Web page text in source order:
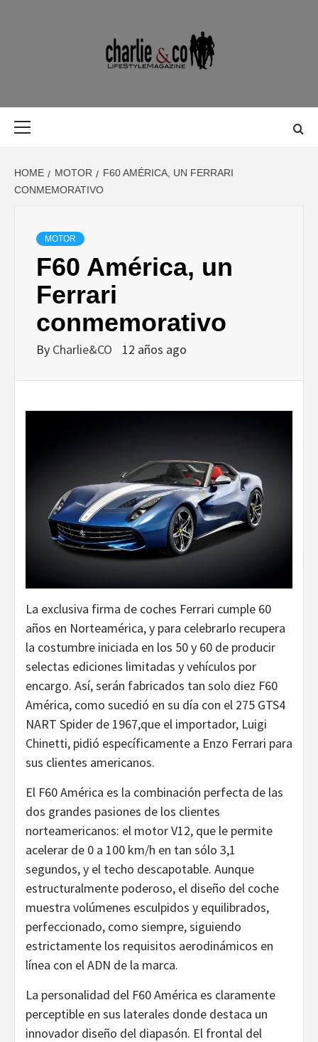
MAGAZINE
BELLEZA,
OCIO,
MOTOR,
DISEÑO…
MAGAZINE DE GASTRONOMÍA, BELLEZA, OCIO, VIAJES,
HOME MOTOR
F60 AMÉRICA, UN FERRARI
CONMEMORATIVO
MOTOR
F60 América, un
Ferrari
conmemorativo
By Charlie&CO 12 años ago
La exclusiva firma de coches Ferrari cumple 60
años en Norteamérica, y para celebrarlo recupera
la costumbre iniciada en los 50 y 60 de producir
selectas ediciones limitadas y vehículos por
encargo. Así, serán fabricados tan solo diez F60
América, como sucedió en su día con el 275 GTS4
NART Spider de 1967,que el importador, Luigi
Chinetti, pidió específicamente a Enzo Ferrari para
sus clientes americanos.
El F60 América es la combinación perfecta de las
dos grandes pasiones de los clientes
norteamericanos: el motor V12, que le permite
acelerar de 0 a 100 km/h en tan sólo 3,1
segundos, y el techo descapotable. Aunque
estructuralmente poderoso, el diseño del coche
muestra volúmenes esculpidos y equilibrados,
perfeccionado, como siempre, siguiendo
estrictamente los requisitos aerodinámicos en
línea con el ADN de la marca.
La personalidad del F60 América es claramente
perceptible en sus laterales donde destaca un
innovador diseño del diapasón. El frontal del